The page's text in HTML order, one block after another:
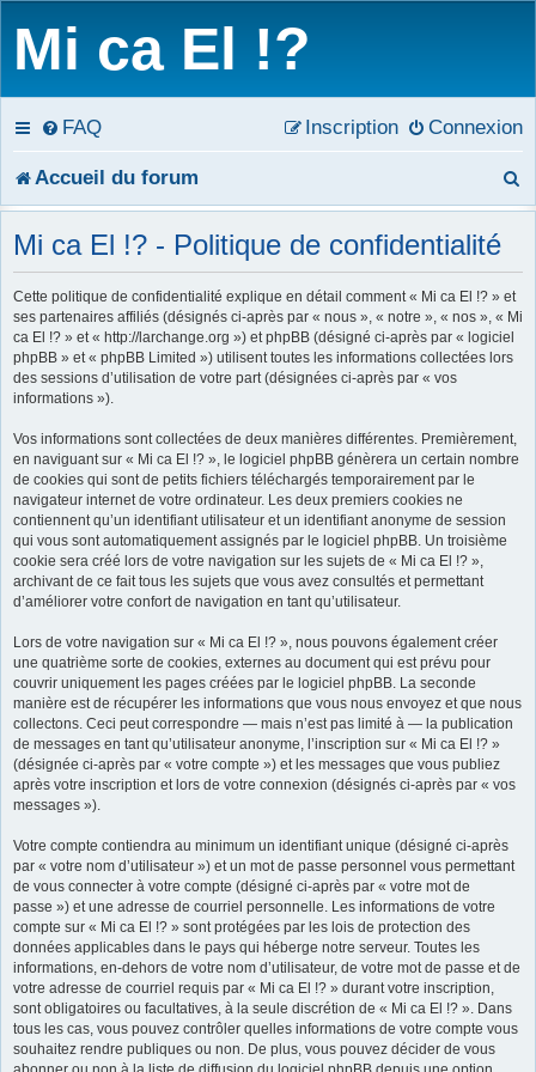
Mi ca El !?
FAQ Connexion
Inscription
Accueil du forum
e
Mi ca El !? - Politique de confidentialité
Cette politique de confidentialité explique en détail comment « Mi ca El !? » et
ses partenaires affiliés (désignés ci-après par « nous », « notre », « nos », « Mi
ca El !? » et « http://larchange.org ») et phpBB (désigné ci-après par « logiciel
phpBB » et « phpBB Limited ») utilisent toutes les informations collectées lors
des sessions d’utilisation de votre part (désignées ci-après par « vos
informations »).
Vos informations sont collectées de deux manières différentes. Premièrement,
en naviguant sur « Mi ca El !? », le logiciel phpBB génèrera un certain nombre
de cookies qui sont de petits fichiers téléchargés temporairement par le
navigateur internet de votre ordinateur. Les deux premiers cookies ne
contiennent qu’un identifiant utilisateur et un identifiant anonyme de session
qui vous sont automatiquement assignés par le logiciel phpBB. Un troisième
cookie sera créé lors de votre navigation sur les sujets de « Mi ca El !? »,
archivant de ce fait tous les sujets que vous avez consultés et permettant
d’améliorer votre confort de navigation en tant qu’utilisateur.
Lors de votre navigation sur « Mi ca El !? », nous pouvons également créer
une quatrième sorte de cookies, externes au document qui est prévu pour
couvrir uniquement les pages créées par le logiciel phpBB. La seconde
manière est de récupérer les informations que vous nous envoyez et que nous
collectons. Ceci peut correspondre — mais n’est pas limité à — la publication
de messages en tant qu’utilisateur anonyme, l’inscription sur « Mi ca El !? »
(désignée ci-après par « votre compte ») et les messages que vous publiez
après votre inscription et lors de votre connexion (désignés ci-après par « vos
messages »).
Votre compte contiendra au minimum un identifiant unique (désigné ci-après
par « votre nom d’utilisateur ») et un mot de passe personnel vous permettant
de vous connecter à votre compte (désigné ci-après par « votre mot de
passe ») et une adresse de courriel personnelle. Les informations de votre
compte sur « Mi ca El !? » sont protégées par les lois de protection des
données applicables dans le pays qui héberge notre serveur. Toutes les
informations, en-dehors de votre nom d’utilisateur, de votre mot de passe et de
votre adresse de courriel requis par « Mi ca El !? » durant votre inscription,
sont obligatoires ou facultatives, à la seule discrétion de « Mi ca El !? ». Dans
tous les cas, vous pouvez contrôler quelles informations de votre compte vous
souhaitez rendre publiques ou non. De plus, vous pouvez décider de vous